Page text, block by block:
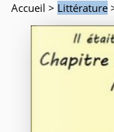
Accueil > Littérature